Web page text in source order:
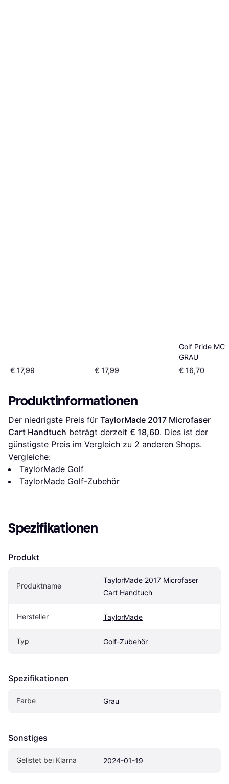
€ 17,99 € 17,99
Golf Pride
GRAU
€ 16,70
Produktinformationen
Der niedrigste Preis für TaylorMade 2017 Microfaser
Cart Handtuch beträgt derzeit € 18,60. Dies ist der
günstigste Preis im Vergleich zu 2 anderen Shops.
Vergleiche:
TaylorMade Golf
TaylorMade Golf-Zubehör
Spezifikationen
Produkt
Produktname
TaylorMade 2017 Microfaser
Cart Handtuch
Hersteller TaylorMade
Typ Golf-Zubehör
Spezifikationen
Farbe Grau
Sonstiges
Gelistet bei Klarna 2024-01-19